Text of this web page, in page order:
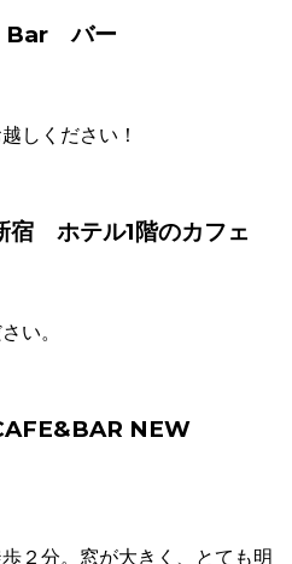
Bar バー
しください！
ホテル1階のカフェ
い。
NEW
２分。窓が大きく、とても明